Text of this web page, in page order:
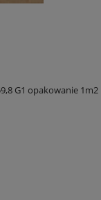
G1 opakowanie 1m2